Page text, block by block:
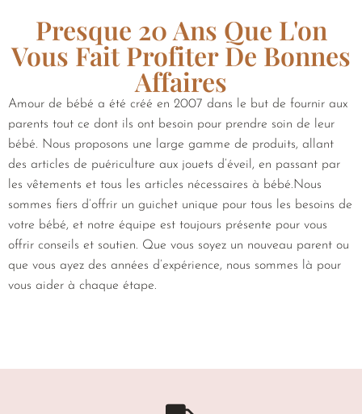
Presque 20 Ans Que L'on
Vous Fait Profiter De Bonnes
Affaires
Amour de bébé a été créé en 2007 dans le but de fournir aux
parents tout ce dont ils ont besoin pour prendre soin de leur
bébé. Nous proposons une large gamme de produits, allant
des articles de puériculture aux jouets d’éveil, en passant par
les vêtements et tous les articles nécessaires à bébé.Nous
sommes fiers d’offrir un guichet unique pour tous les besoins de
votre bébé, et notre équipe est toujours présente pour vous
offrir conseils et soutien. Que vous soyez un nouveau parent ou
que vous ayez des années d’expérience, nous sommes là pour
vous aider à chaque étape.